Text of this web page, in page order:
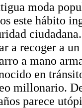
moda
este hábito
a recoger a
a mano
en
millonario.
parece